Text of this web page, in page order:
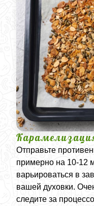
Отправьте
примерно на 10-12
варьироваться в
вашей духовки.
следите за